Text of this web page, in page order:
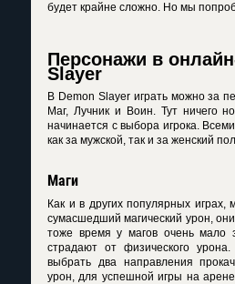
будет крайне сложно. Но мы
Персонажи в
Slayer
В Demon Slayer игратьможно за
Маг, Лучник и Воин. Тут ничего
начинается с выбора игрока.
как за мужской, так и за женский
Маги
Как и в других популярных играх,
сумасшедший магический урон,
тоже время у магов очень мало
страдают от физического
выбрать два направления
урон, для успешной игры на